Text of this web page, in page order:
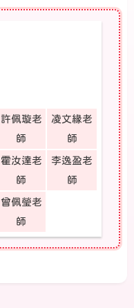
許佩璇老
師
凌文緣老
師
霍汝達老
師
李逸盈老
師
曾佩瑩老
師